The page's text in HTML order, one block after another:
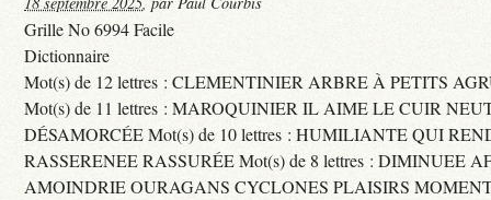
Grille No 6994 Facile
Dictionnaire
Mot(s) de 12 lettres : CLEMENTINIER ARBRE À PETITS
Mot(s) de 11 lettres : MAROQUINIER IL AIME LE CUIR
DÉSAMORCÉE Mot(s) de 10 lettres : HUMILIANTE QUI
RASSERENEE RASSURÉE Mot(s) de 8 lettres : DIMINUEE
AMOINDRIE OURAGANS CYCLONES PLAISIRS